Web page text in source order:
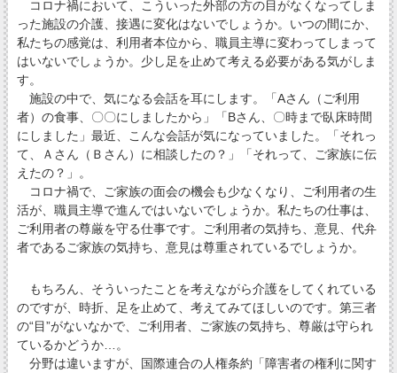
コロナ禍において、こういった外部の方の目がなくなってしま
った施設の介護、接遇に変化はないでしょうか。いつの間にか、
私たちの感覚は、利用者本位から、職員主導に変わってしまって
はいないでしょうか。少し足を止めて考える必要がある気がしま
す。
施設の中で、気になる会話を耳にします。「Aさん（ご利用
者）の食事、〇〇にしましたから」「Bさん、〇時まで臥床時間
にしました」最近、こんな会話が気になっていました。「それっ
て、Ａさん（Ｂさん）に相談したの？」「それって、ご家族に伝
えたの？」。
コロナ禍で、ご家族の面会の機会も少なくなり、ご利用者の生
活が、職員主導で進んではいないでしょうか。私たちの仕事は、
ご利用者の尊厳を守る仕事です。ご利用者の気持ち、意見、代弁
者であるご家族の気持ち、意見は尊重されているでしょうか。
もちろん、そういったことを考えながら介護をしてくれている
のですが、時折、足を止めて、考えてみてほしいのです。第三者
の“目”がないなかで、ご利用者、ご家族の気持ち、尊厳は守られ
ているかどうか…。
分野は違いますが、国際連合の人権条約「障害者の権利に関す